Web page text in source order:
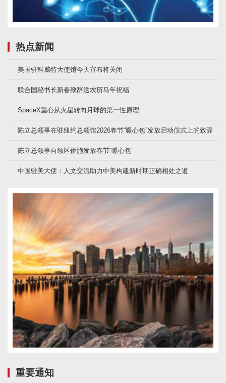
热点新闻
美国驻科威特大使馆今天宣布将关闭
联合国秘书长新春致辞送农历马年祝福
SpaceX重心从火星转向月球的第一性原理
陈立总领事在驻纽约总领馆2026春节“暖心包”发放启动仪式上的致辞
陈立总领事向领区侨胞发放春节“暖心包”
中国驻美大使：人文交流助力中美构建新时期正确相处之道
重要通知